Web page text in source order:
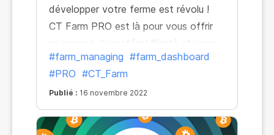
développer votre ferme est révolu !
CT Farm PRO est là pour vous offrir
un espace de matériel illimité et vous
permettre d'avoir autant de PC et de
Workers que vous le voulez!
#farm_managing #farm_dashboard
#PRO #CT_Farm
Publié : 16 novembre 2022